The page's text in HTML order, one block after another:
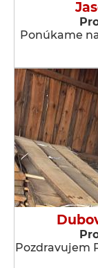
Ponúkame
Pozdravujem